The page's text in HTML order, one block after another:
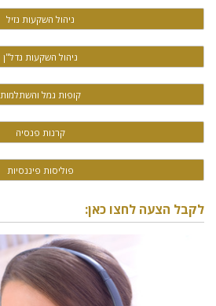
ניהול השקעות נזיל
ניהול השקעות נדל"ן
קופות גמל והשתלמות
קרנות פנסיה
פוליסות פיננסיות
לקבל הצעה לחצו כאן: